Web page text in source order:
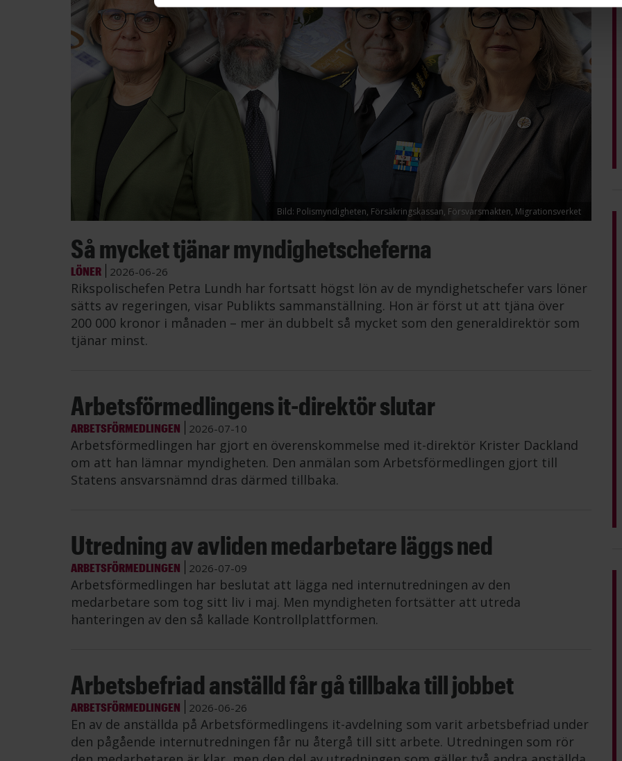
Bild: Polismyndigheten, Försäkringskassan, Försvarsmakten, Migrationsverket
Så mycket tjänar myndighetscheferna
LÖNER 2026-06-26
Rikspolischefen Petra Lundh har fortsatt högst lön av de myndighetschefer vars löner
sätts av regeringen, visar Publikts sammanställning. Hon är först ut att tjäna över
200 000 kronor i månaden – mer än dubbelt så mycket som den generaldirektör som
tjänar minst.
Arbetsförmedlingens it-direktör slutar
ARBETSFÖRMEDLINGEN 2026-07-10
Arbetsförmedlingen har gjort en överenskommelse med it-direktör Krister Dackland
om att han lämnar myndigheten. Den anmälan som Arbetsförmedlingen gjort till
Statens ansvarsnämnd dras därmed tillbaka.
Utredning av avliden medarbetare läggs ned
ARBETSFÖRMEDLINGEN 2026-07-09
Arbetsförmedlingen har beslutat att lägga ned internutredningen av den
medarbetare som tog sitt liv i maj. Men myndigheten fortsätter att utreda
hanteringen av den så kallade Kontrollplattformen.
Arbetsbefriad anställd får gå tillbaka till jobbet
ARBETSFÖRMEDLINGEN 2026-06-26
En av de anställda på Arbetsförmedlingens it-avdelning som varit arbetsbefriad under
den pågående internutredningen får nu återgå till sitt arbete. Utredningen som rör